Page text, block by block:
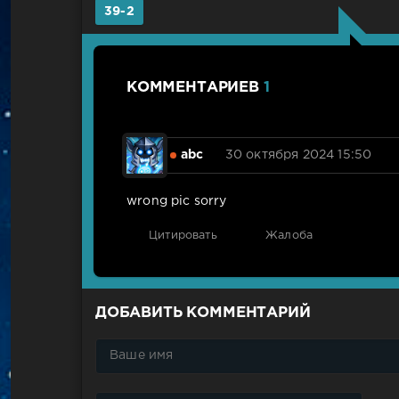
39-2
КОММЕНТАРИЕВ 1
abc 30 октября 2024 15:50
wrong pic sorry
Цитировать Жалоба
ДОБАВИТЬ КОММЕНТАРИЙ